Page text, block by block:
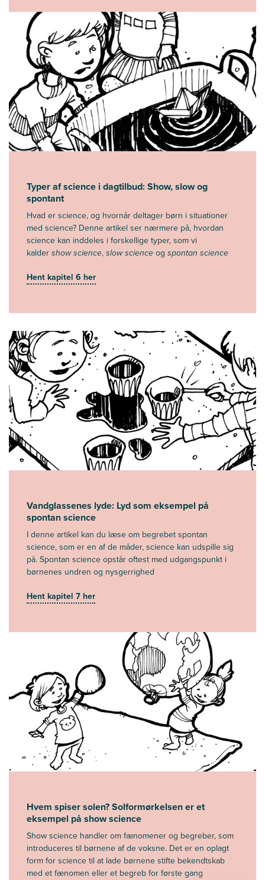
Typer af science i dagtilbud: Show, slow og
spontant
Hvad er science, og hvornår deltager børn i situationer
med science? Denne artikel ser nærmere på, hvordan
science kan inddeles i forskellige typer, som vi
kaldershow science,slow scienceog spontan science
Hent kapitel 6 her
Vandglassenes lyde: Lyd som eksempel på
spontan science
I denne artikel kan du læse om begrebet spontan
science, som er en af de måder, science kan udspille sig
på. Spontan science opstår oftest med udgangspunkt i
børnenes undren og nysgerrighed
Hent kapitel 7 her
Hvem spiser solen? Solformørkelsen er et
eksempel på show science
Show science handler om fænomener og begreber, som
introduceres til børnene af de voksne. Det er en oplagt
form for science til at lade børnene stifte bekendtskab
med et fænomen eller et begreb for første gang